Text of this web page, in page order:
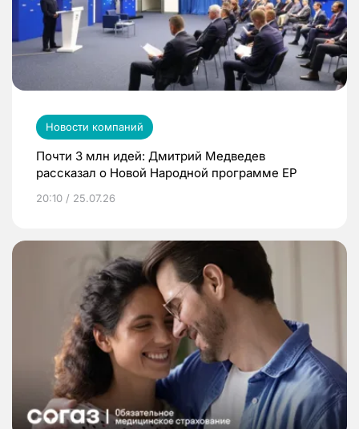
Новости компаний
Почти 3 млн идей: Дмитрий Медведев
рассказал о Новой Народной программе ЕР
20:10 / 25.07.26